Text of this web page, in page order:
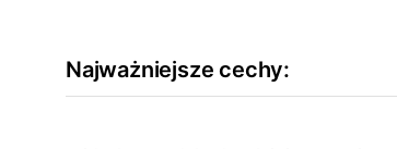
Najważniejsze cechy: